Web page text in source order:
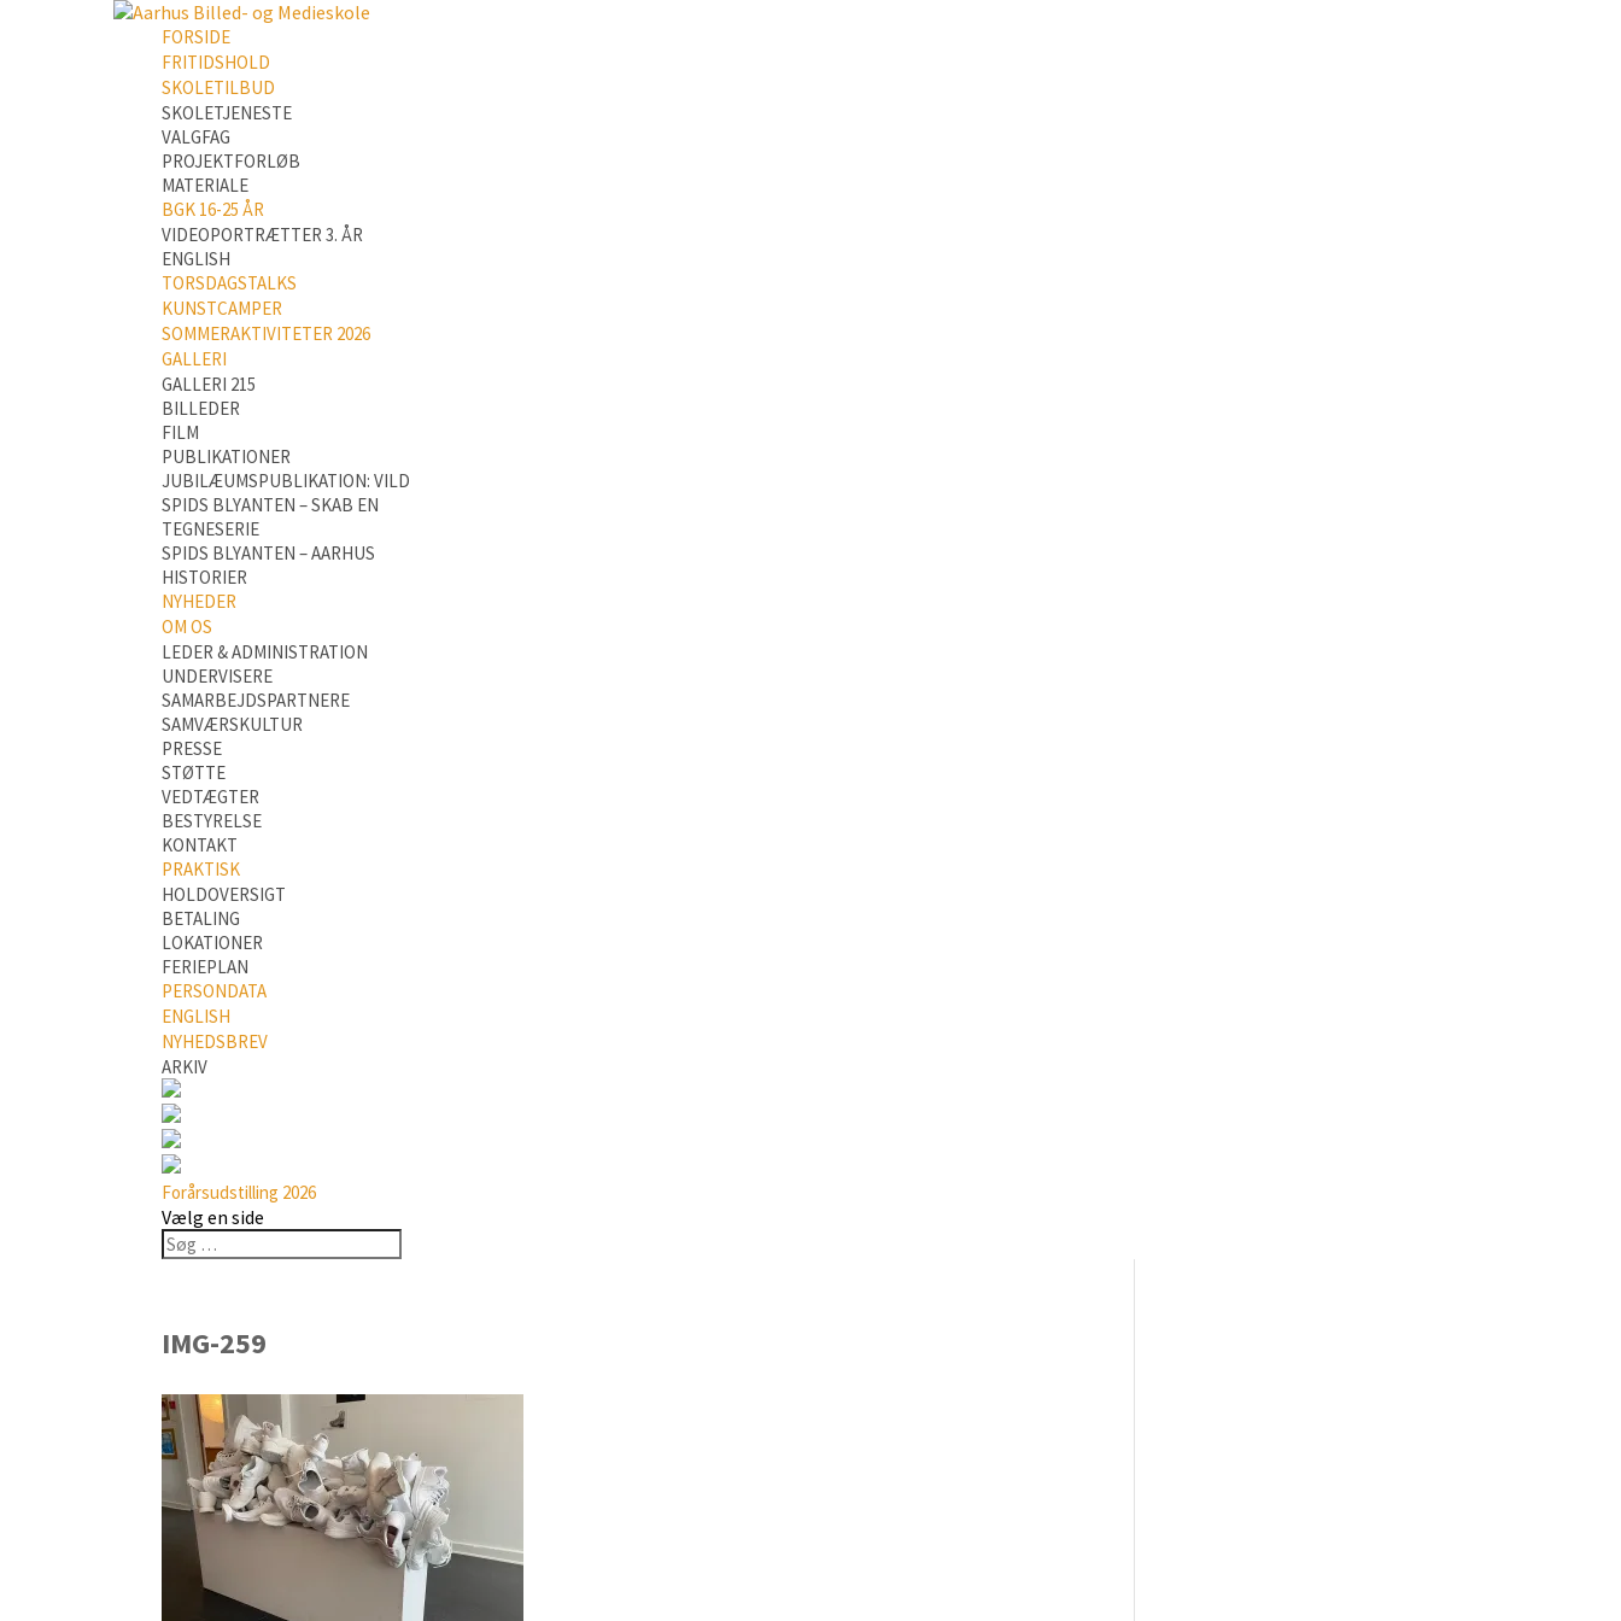
FORSIDE
FRITIDSHOLD
SKOLETILBUD
SKOLETJENESTE
VALGFAG
PROJEKTFORLØB
MATERIALE
BGK 16-25 ÅR
VIDEOPORTRÆTTER 3. ÅR
ENGLISH
TORSDAGSTALKS
KUNSTCAMPER
SOMMERAKTIVITETER 2026
GALLERI
GALLERI 215
BILLEDER
FILM
PUBLIKATIONER
JUBILÆUMSPUBLIKATION: VILD
SPIDS BLYANTEN – SKAB EN
TEGNESERIE
SPIDS BLYANTEN – AARHUS
HISTORIER
NYHEDER
OM OS
LEDER & ADMINISTRATION
UNDERVISERE
SAMARBEJDSPARTNERE
SAMVÆRSKULTUR
PRESSE
STØTTE
VEDTÆGTER
BESTYRELSE
KONTAKT
PRAKTISK
HOLDOVERSIGT
BETALING
LOKATIONER
FERIEPLAN
PERSONDATA
ENGLISH
NYHEDSBREV
ARKIV
Forårsudstilling 2026
Vælg en side
IMG-259